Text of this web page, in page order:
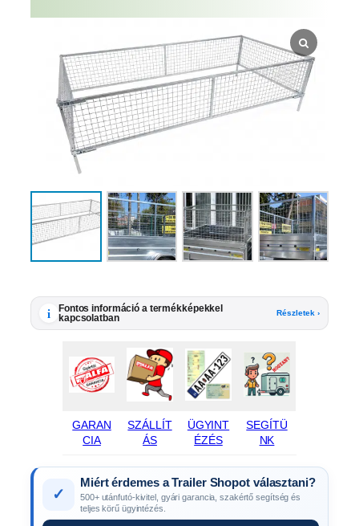
i
Fontos információ a termékképekkel
kapcsolatban
Részletek ›
GARAN
CIA
SZÁLLÍT
ÁS
ÜGYINT
ÉZÉS
SEGÍTÜ
NK
✓
Miért érdemes a Trailer Shopot választani?
500+ utánfutó-kivitel, gyári garancia, szakértő segítség és
teljes körű ügyintézés.